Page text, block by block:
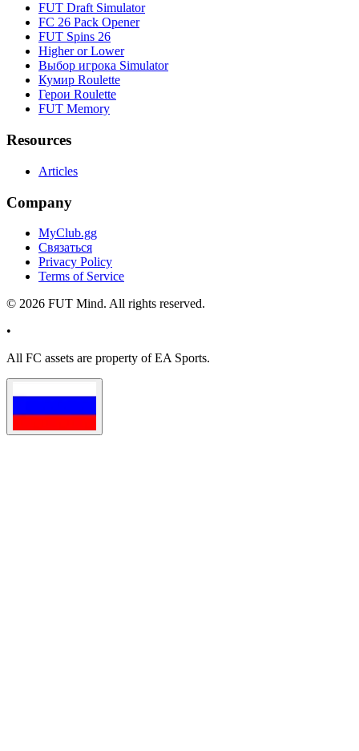
FUT Draft Simulator
FC 26 Pack Opener
FUT Spins 26
Higher or Lower
Выбор игрока Simulator
Кумир Roulette
Герои Roulette
FUT Memory
Resources
Articles
Company
MyClub.gg
Связаться
Privacy Policy
Terms of Service
© 2026 FUT Mind. All rights reserved.
•
All FC assets are property of EA Sports.